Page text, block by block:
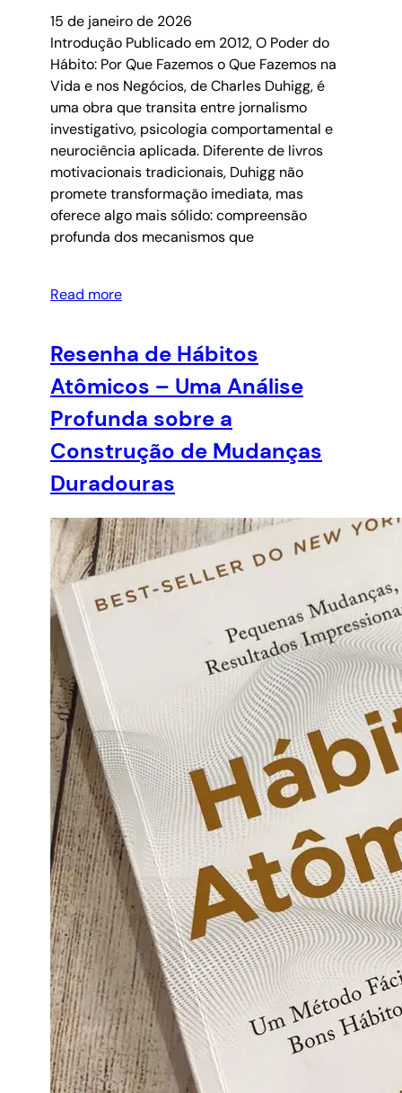
15 de janeiro de 2026
Introdução Publicado em 2012, O Poder do
Hábito: Por Que Fazemos o Que Fazemos na
Vida e nos Negócios, de Charles Duhigg, é
uma obra que transita entre jornalismo
investigativo, psicologia comportamental e
neurociência aplicada. Diferente de livros
motivacionais tradicionais, Duhigg não
promete transformação imediata, mas
oferece algo mais sólido: compreensão
profunda dos mecanismos que
Read more
Resenha de Hábitos
Atômicos – Uma Análise
Profunda sobre a
Construção de Mudanças
Duradouras